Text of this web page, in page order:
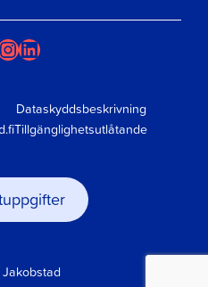
LinkedIn
Dataskyddsbeskrivning
Tillgänglighetsutlåtande